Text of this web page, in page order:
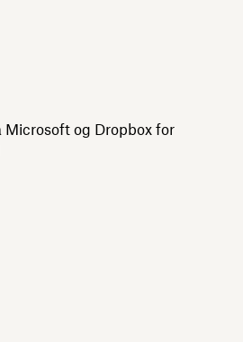
Microsoft og Dropbox for